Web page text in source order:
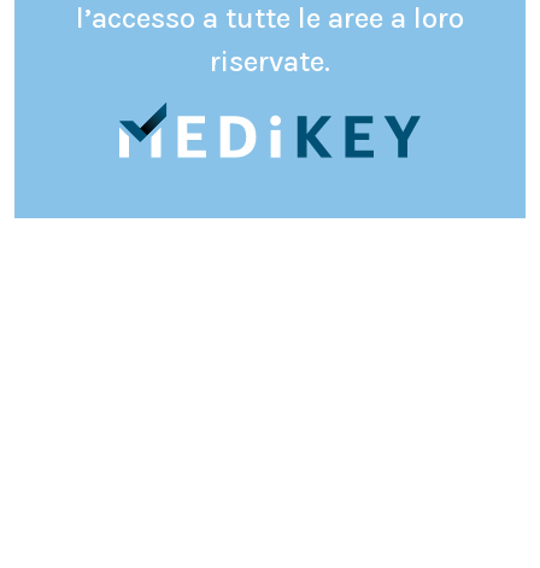
l’accesso a tutte le aree a loro
riservate.